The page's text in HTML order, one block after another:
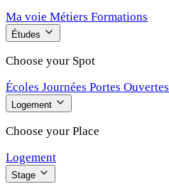
Ma voie Métiers Formations
Études
Choose your Spot
Écoles Journées Portes Ouvertes
Logement
Choose your Place
Logement
Stage